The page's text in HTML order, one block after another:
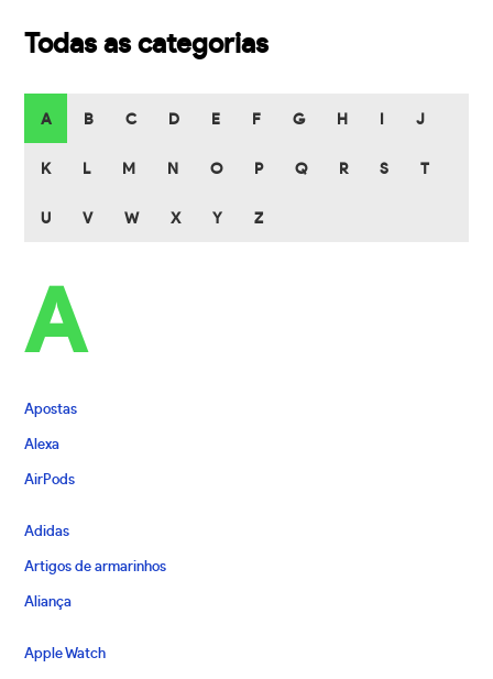
Todas as categorias
A B C D E F G H J
K L M N O P Q R S T
U V W X Y Z
A
Apostas
Alexa
AirPods
Adidas
Artigos de armarinhos
Aliança
Apple Watch